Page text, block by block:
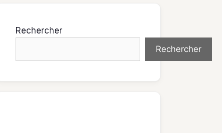
Rechercher
Rechercher